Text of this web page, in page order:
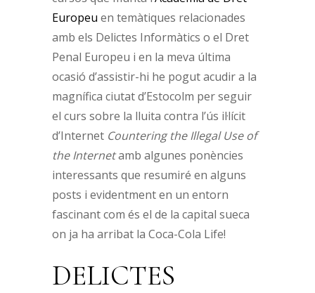
Europeu en temàtiques relacionades
amb els Delictes Informàtics o el Dret
Penal Europeu i en la meva última
ocasió d’assistir-hi he pogut acudir a la
magnífica ciutat d’Estocolm per seguir
el curs sobre la lluita contra l’ús il·lícit
d’Internet Countering the Illegal Use of
the Internetamb algunes ponències
interessants que resumiré en alguns
posts i evidentment en un entorn
fascinant com és el de la capital sueca
on ja ha arribat la Coca-Cola Life!
DELICTES